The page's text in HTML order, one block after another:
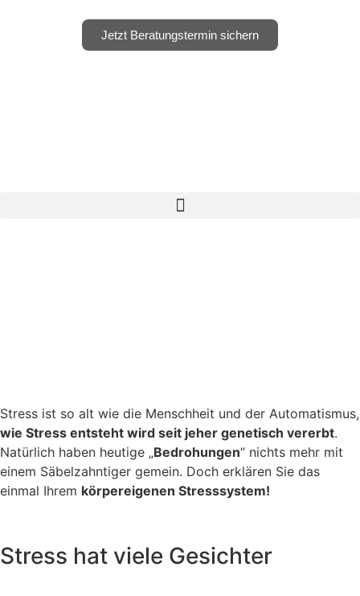
Jetzt Beratungstermin sichern
Stress ist so alt wie die Menschheit und der Automatismus,
wie Stress entsteht wird seit jeher genetisch vererbt.
Natürlich haben heutige „Bedrohungen“ nichts mehr mit
einem Säbelzahntiger gemein. Doch erklären Sie das
einmal Ihrem körpereigenen Stresssystem!
Stress hat viele Gesichter